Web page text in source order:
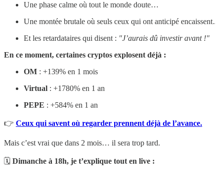
Une phase calme où tout le monde doute…
Une montée brutale où seuls ceux qui ont anticipé
Et les retardataires qui disent : "J’aurais dû investir avant !"
En ce moment, certaines cryptos explosent déjà :
OM : +139% en 1 mois
Virtual : +1780% en 1 an
PEPE : +584% en 1 an
👉 Ceux qui savent où regarder prennent déjà de l’avance.
Mais c’est vrai que dans 2 mois… il sera trop tard.
🗓 Dimanche à 18h, je t’explique tout en live :